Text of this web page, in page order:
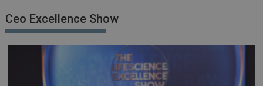
Ceo Excellence Show